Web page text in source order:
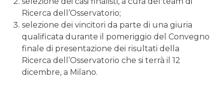
Ricerca dell’Osservatorio;
selezione dei vincitori da parte di una giuria
qualificata durante il pomeriggio del Convegno
finale di presentazione dei risultati della
Ricerca dell’Osservatorio che si terrà il 12
dicembre, a Milano.